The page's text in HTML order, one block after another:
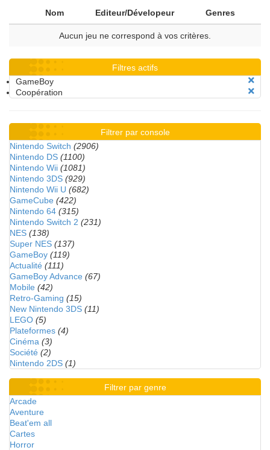
Nom Editeur/Dévelopeur Genres
Aucun jeu ne correspond à vos critères.
Filtres actifs
GameBoy
Coopération
Filtrer par console
Nintendo Switch (2906)
Nintendo DS (1100)
Nintendo Wii (1081)
Nintendo 3DS (929)
Nintendo Wii U (682)
GameCube (422)
Nintendo 64 (315)
Nintendo Switch 2 (231)
NES (138)
Super NES (137)
GameBoy (119)
Actualité (111)
GameBoy Advance (67)
Mobile (42)
Retro-Gaming (15)
New Nintendo 3DS (11)
LEGO (5)
Plateformes (4)
Cinéma (3)
Société (2)
Nintendo 2DS (1)
Filtrer par genre
Arcade
Aventure
Beat'em all
Cartes
Horror